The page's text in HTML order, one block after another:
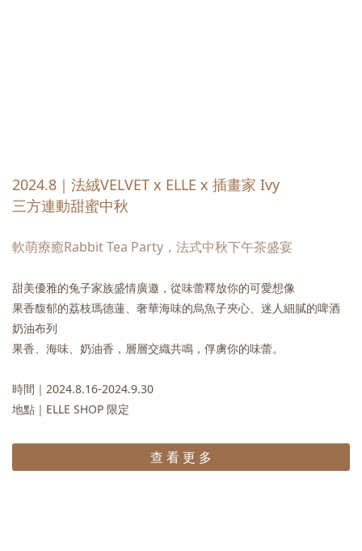
2024.8｜法絨VELVET x ELLE x 插畫家 Ivy
三方連動甜蜜中秋
軟萌療癒Rabbit Tea Party， 法式中秋下午茶盛宴
甜美優雅的兔子家族盛情廣邀，從味蕾釋放你的可愛想像
果香馥郁的荔枝瑪德蓮、奢華海味的烏魚子夾心、迷人細膩的啤酒
奶油布列
果香、海味、奶油香，層層交織共鳴，俘虜你的味蕾。
時間｜2024.8.16-2024.9.30
地點｜ELLE SHOP 限定
查 看 更 多